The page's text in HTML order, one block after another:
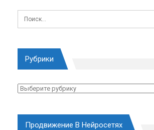
Рубрики
Рубрики
Продвижение В Нейросетях